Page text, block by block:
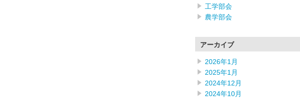
工学部会
農学部会
アーカイブ
2026年1月
2025年1月
2024年12月
2024年10月